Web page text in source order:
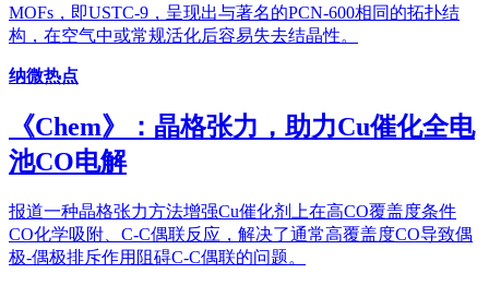
MOFs，即USTC-9，呈现出与著名的PCN-600相同的拓扑结
构，在空气中或常规活化后容易失去结晶性。
纳微热点
《Chem》：晶格张力，助力Cu催化全电
池CO电解
报道一种晶格张力方法增强Cu催化剂上在高CO覆盖度条件
CO化学吸附、C-C偶联反应，解决了通常高覆盖度CO导致偶
极-偶极排斥作用阻碍C-C偶联的问题。